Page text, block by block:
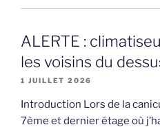
ALERTE :
les voisins du
1 JUILLET 2026
Introduction Lors de la
7ème et dernier étage où